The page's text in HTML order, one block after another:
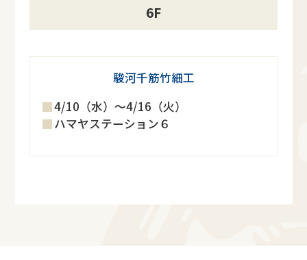
6F
駿河千筋竹細工
4/10（水）～4/16（火）
ハマヤステーション６